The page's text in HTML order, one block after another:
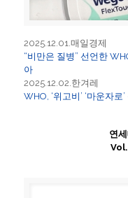
2025.12.01.매일경제
“비만은 질병” 선언한
아
2025.12.02.한겨레
WHO, ‘위고비’ ‘마운자
연